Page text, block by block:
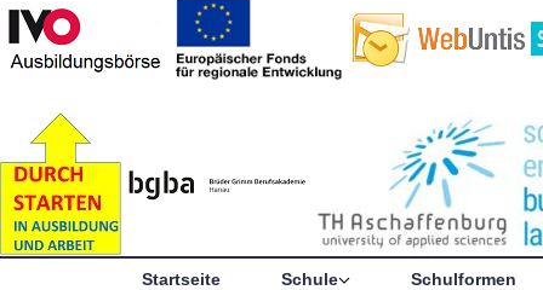
Startseite Schule Schulformen